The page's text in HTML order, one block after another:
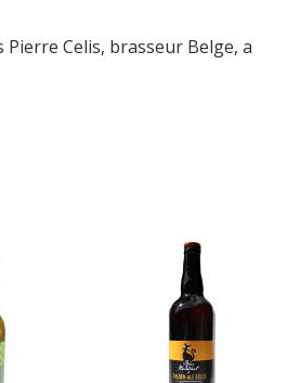
Celis, brasseur Belge, a